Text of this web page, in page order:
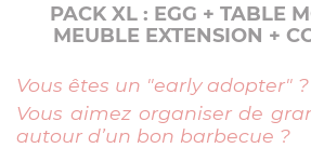
PACK XL : EGG + TABLE
MEUBLE EXTENSION +
Vous êtes un "early adopter" ?
Vous aimez organiser de
autour d’un bon barbecue ?